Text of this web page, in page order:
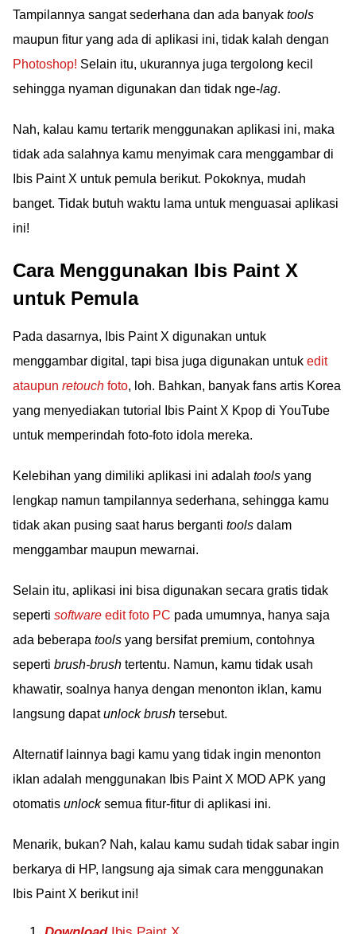
Tampilannya sangat sederhana dan ada banyak tools
maupun fitur yang ada di aplikasi ini, tidak kalah dengan
Photoshop! Selain itu, ukurannya juga tergolong kecil
sehingga nyaman digunakan dan tidak nge-lag.
Nah, kalau kamu tertarik menggunakan aplikasi ini, maka
tidak ada salahnya kamu menyimak cara menggambar di
Ibis Paint X untuk pemula berikut. Pokoknya, mudah
banget. Tidak butuh waktu lama untuk menguasai aplikasi
ini!
Cara Menggunakan Ibis Paint X
untuk Pemula
Pada dasarnya, Ibis Paint X digunakan untuk
menggambar digital, tapi bisa juga digunakan untuk edit
ataupun retouch foto, loh. Bahkan, banyak fans artis Korea
yang menyediakan tutorial Ibis Paint X Kpop di YouTube
untuk memperindah foto-foto idola mereka.
Kelebihan yang dimiliki aplikasi ini adalah tools yang
lengkap namun tampilannya sederhana, sehingga kamu
tidak akan pusing saat harus berganti tools dalam
menggambar maupun mewarnai.
Selain itu, aplikasi ini bisa digunakan secara gratis tidak
seperti software edit foto PC pada umumnya, hanya saja
ada beberapa tools yang bersifat premium, contohnya
seperti brush-brush tertentu. Namun, kamu tidak usah
khawatir, soalnya hanya dengan menonton iklan, kamu
langsung dapatunlock brush tersebut.
Alternatif lainnya bagi kamu yang tidak ingin menonton
iklan adalah menggunakan Ibis Paint X MOD APK yang
otomatis unlocksemua fitur-fitur di aplikasi ini.
Menarik, bukan? Nah, kalau kamu sudah tidak sabar ingin
berkarya di HP, langsung aja simak cara menggunakan
Ibis Paint X berikut ini!